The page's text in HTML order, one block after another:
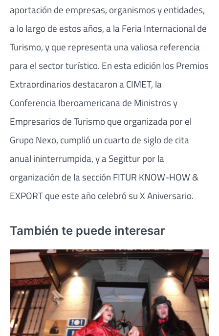
aportación de empresas, organismos y entidades,
a lo largo de estos años, a la Feria Internacional de
Turismo, y que representa una valiosa referencia
para el sector turístico. En esta edición los Premios
Extraordinarios destacaron a CIMET, la
Conferencia Iberoamericana de Ministros y
Empresarios de Turismo que organizada por el
Grupo Nexo, cumplió un cuarto de siglo de cita
anual ininterrumpida, y a Segittur por la
organización de la sección FITUR KNOW-HOW &
EXPORT que este año celebró su X Aniversario.
También te puede interesar